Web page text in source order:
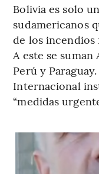
Bolivia es solo
sudamericanos
de los incendios
A este se
Perú y
Internacional
“medidas